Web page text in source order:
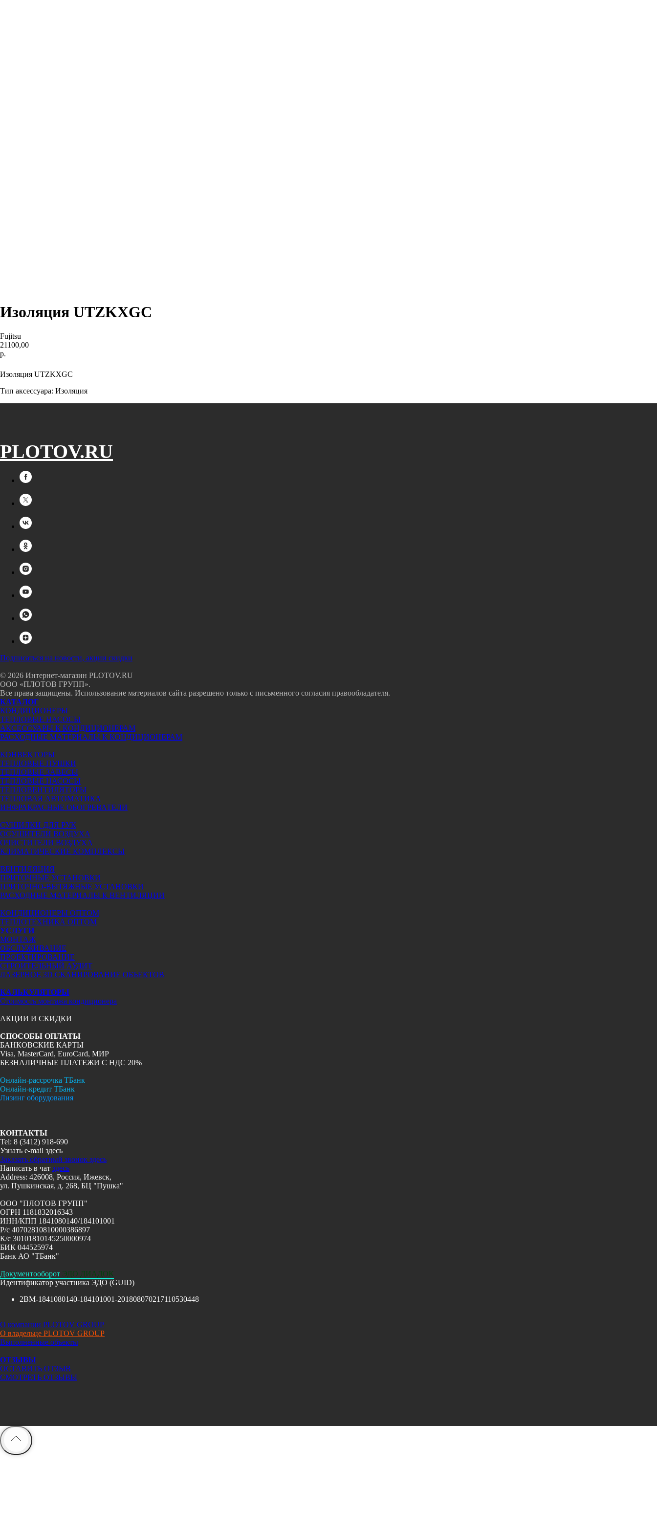
Изоляция UTZKXGC
Fujitsu
21100,00
р.
Изоляция UTZKXGC
Тип аксессуара: Изоляция
PLOTOV.RU
Подписаться на новости, акции скидки
© 2026 Интернет-магазин PLOTOV.RU
ООО «ПЛОТОВ ГРУПП».
Все права защищены. Использование материалов сайта разрешено только с письменного согласия правообладателя.
КАТАЛОГ
КОНДИЦИОНЕРЫ
ТЕПЛОВЫЕ НАСОСЫ
АКСЕССУАРЫ К КОНДИЦИОНЕРАМ
РАСХОДНЫЕ МАТЕРИАЛЫ К КОНДИЦИОНЕРАМ
КОНВЕКТОРЫ
ТЕПЛОВЫЕ ПУШКИ
ТЕПЛОВЫЕ ЗАВЕСЫ
ТЕПЛОВЫЕ НАСОСЫ
ТЕПЛОВЕНТИЛЯТОРЫ
ТЕПЛОВАЯ АВТОМАТИКА
ИНФРАКРАСНЫЕ ОБОГРЕВАТЕЛИ
СУШИЛКИ ДЛЯ РУК
ОСУШИТЕЛИ ВОЗДУХА
ОЧИСТИТЕЛИ ВОЗДУХА
КЛИМАТИЧЕСКИЕ КОМПЛЕКСЫ
ВЕНТИЛЯЦИЯ
ПРИТОЧНЫЕ УСТАНОВКИ
ПРИТОЧНО-ВЫТЯЖНЫЕ УСТАНОВКИ
РАСХОДНЫЕ МАТЕРИАЛЫ К ВЕНТИЛЯЦИИ
КОНДИЦИОНЕРЫ ОПТОМ
ТЕПЛОТЕХНИКА ОПТОМ
УСЛУГИ
МОНТАЖ
ОБСЛУЖИВАНИЕ
ПРОЕКТИРОВАНИЕ
СТРОИТЕЛЬНЫЙ АУДИТ
ЛАЗЕРНОЕ 3D СКАНИРОВАНИЕ ОБЪЕКТОВ
КАЛЬКУЛЯТОРЫ
Стоимость монтажа кондиционера
АКЦИИ И СКИДКИ
СПОСОБЫ ОПЛАТЫ
БАНКОВСКИЕ КАРТЫ
Visa, MasterCard, EuroCard, МИР
БЕЗНАЛИЧНЫЕ ПЛАТЕЖИ С НДС 20%
Онлайн-рассрочка ТБанк
Онлайн-кредит ТБанк
Лизинг оборудования
КОНТАКТЫ
Tel: 8 (3412) 918-690
Узнать e-mail здесь
Заказать обратный звонок здесь
Написать в чат здесь
Address: 426008, Россия, Ижевск,
ул. Пушкинская, д. 268, БЦ "Пушка"
ООО "ПЛОТОВ ГРУПП"
ОГРН 1181832016343
ИНН/КПП 1841080140/184101001
Р/с 40702810810000386897
К/с 30101810145250000974
БИК 044525974
Банк АО "ТБанк"
Документооборот ЭДО ДИАДОК
Идентификатор участника ЭДО (GUID)
2BM-1841080140-184101001-201808070217110530448
О компании PLOTOV GROUP
О владельце PLOTOV GROUP
Выполненные объекты
ОТЗЫВЫ
ОСТАВИТЬ ОТЗЫВ
СМОТРЕТЬ ОТЗЫВЫ